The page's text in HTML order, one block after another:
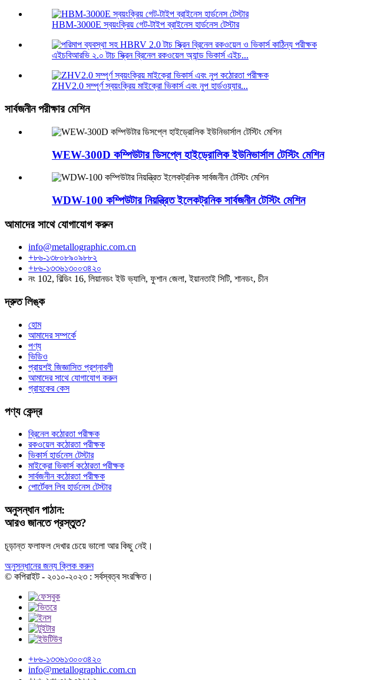
HBM-3000E স্বয়ংক্রিয় গেট-টাইপ ব্রাইনেস হার্ডনেস টেস্টার
এইচবিআরভি ২.০ টাচ স্ক্রিন ব্রিনেল রকওয়েল অ্যান্ড ভিকার্স এইচ...
ZHV2.0 সম্পূর্ণ স্বয়ংক্রিয় মাইক্রো ভিকার্স এবং নুপ হার্ডওয়্যার...
সার্বজনীন পরীক্ষার মেশিন
WEW-300D কম্পিউটার ডিসপ্লে হাইড্রোলিক ইউনিভার্সাল টেস্টিং মেশিন
WDW-100 কম্পিউটার নিয়ন্ত্রিত ইলেকট্রনিক সার্বজনীন টেস্টিং মেশিন
আমাদের সাথে যোগাযোগ করুন
info@metallographic.com.cn
+৮৬-১৩৮০৮৯০৯৮৮২
+৮৬-১৩৩৬১৩০০৩৪২০
নং 102, বিল্ডিং 16, লিয়ানডং ইউ ভ্যালি, ফুশান জেলা, ইয়ানতাই সিটি, শানডং, চীন
দ্রুত লিঙ্ক
হোম
আমাদের সম্পর্কে
পণ্য
ভিডিও
প্রায়শই জিজ্ঞাসিত প্রশ্নাবলী
আমাদের সাথে যোগাযোগ করুন
গ্রাহকের কেস
পণ্য কেন্দ্র
ব্রিনেল কঠোরতা পরীক্ষক
রকওয়েল কঠোরতা পরীক্ষক
ভিকার্স হার্ডনেস টেস্টার
মাইক্রো ভিকার্স কঠোরতা পরীক্ষক
সার্বজনীন কঠোরতা পরীক্ষক
পোর্টেবল লিব হার্ডনেস টেস্টার
অনুসন্ধান পাঠান:
আরও জানতে প্রস্তুত?
চূড়ান্ত ফলাফল দেখার চেয়ে ভালো আর কিছু নেই।
অনুসন্ধানের জন্য ক্লিক করুন
© কপিরাইট - ২০১০-২০২৩ : সর্বস্বত্ব সংরক্ষিত।
+৮৬-১৩৩৬১৩০০৩৪২০
info@metallographic.com.cn